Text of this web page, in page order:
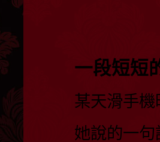
一段短短
某天滑手
她說的一